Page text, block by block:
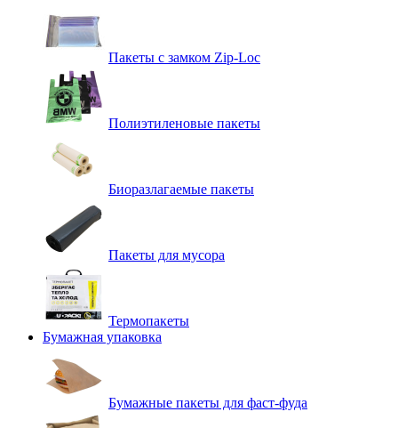
Пакеты с замком Zip-Loc
Полиэтиленовые пакеты
Биоразлагаемые пакеты
Пакеты для мусора
Термопакеты
Бумажная упаковка
Бумажные пакеты для фаст-фуда